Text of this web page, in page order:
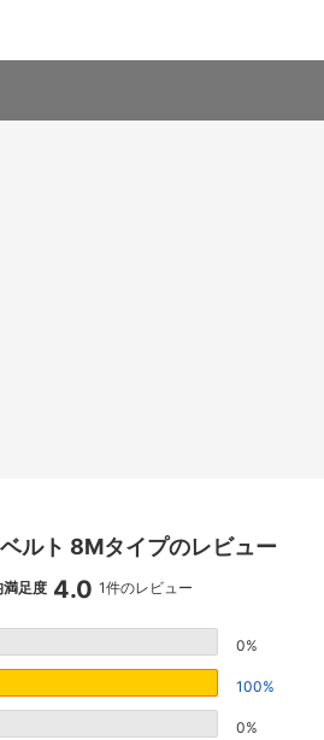
ルト 8Mタイプのレビュー
4
満足度 4.0 1件のレビュー
0%
100%
0%